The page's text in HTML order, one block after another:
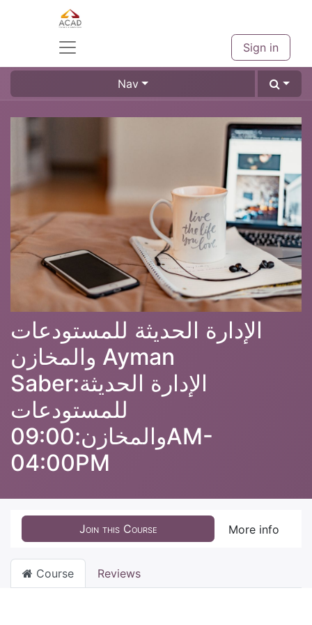
Sign in
Nav
الإدارة الحديثة للمستودعات
والمخازن Ayman
Saber:الإدارة الحديثة
للمستودعات
والمخازن:09:00AM-
04:00PM
Join this Course More info
Course Reviews